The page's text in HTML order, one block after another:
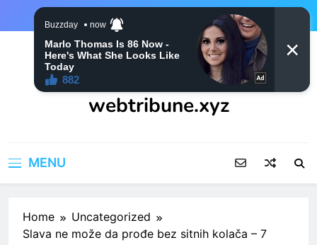
webtribune.xyz
MENU
Home
Uncategorized
Slava ne može da prođe bez sitnih kolača – 7